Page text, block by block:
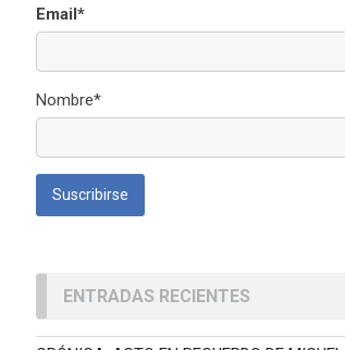
Email*
Nombre*
ENTRADAS RECIENTES